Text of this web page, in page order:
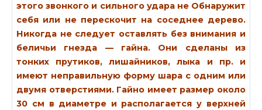
этого звонкого и сильного удара не Обнаружит
себя или не перескочит на соседнее дерево.
Никогда не следует оставлять без внимания и
беличьи гнезда — гайна. Они сделаны из
тонких прутиков, лишайников, лыка и пр. и
имеют неправильную форму шара с одним или
двумя отверстиями. Гайно имеет размер около
30 см в диаметре и располагается у верхней